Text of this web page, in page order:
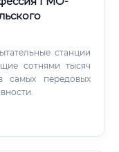
станции
сотнями тысяч
самых передовых